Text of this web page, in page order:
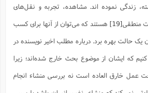
زندگی نموده اند. مشاهده، تجربه و نقل‌‌های
منطقی[19]
هستند که می‌توان از آنها برای کسب
حالت بهره برد. درباره مطلب اخیر نویسنده در
که ایشان از موضوع بحث خارج شده‌اند؛ زیرا
خارق العاده است نه بررسی منشاء انجام